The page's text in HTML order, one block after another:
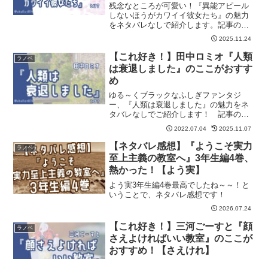
残念なところが可愛い！『異能アピール
しないほうがカワイイ彼女たち』の魅力
をネタバレなしで紹介します。記事の最
後には『異能アピールしないほうがカワ
イイ彼女たち』が気に入った方におすす
めの作品も紹介しています。
2025.11.24
ラノベ
【これ好き！】田中ロミオ『人類
は衰退しました』のここがおすす
め
ゆる～くブラックなふしぎファンタジ
ー、『人類は衰退しました』の魅力をネ
タバレなしでご紹介します！ 記事の最
後には『人類は衰退しました』が気に入
った方におすすめの作品も紹介していま
す。
2022.07.04 2025.11.07
ラノベ
【ネタバレ感想】『ようこそ実力
至上主義の教室へ』3年生編4巻、
熱かった！【よう実】
よう実3年生編4巻最高でしたね～～！と
いうことで、ネタバレ感想です！
2026.07.24
ラノベ
【これ好き！】三河ごーすと『顔
さえよければいい教室』のここが
おすすめ！【さえけれ】